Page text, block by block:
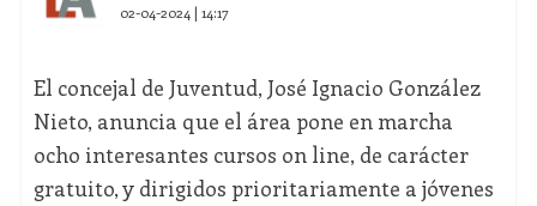
02-04-2024 | 14:17
El concejal de Juventud, José Ignacio González
Nieto, anuncia que el área pone en marcha
ocho interesantes cursos on line, de carácter
gratuito, y dirigidos prioritariamente a jóvenes